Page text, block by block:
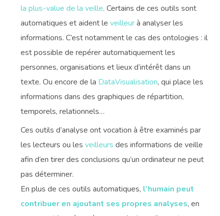
la plus-value de la veille. Certains de ces outils sont
automatiques et aident leveilleurà analyser les
informations. C’est notamment le cas des ontologies : il
est possible de repérer automatiquement les
personnes, organisations et lieux d’intérêt dans un
texte. Ou encore de la DataVisualisation, qui place les
informations dans des graphiques de répartition,
temporels, relationnels…
Ces outils d’analyse ont vocation à être examinés par
les lecteurs ou lesveilleurs des informations de veille
afin d’en tirer des conclusions qu’un ordinateur ne peut
pas déterminer.
En plus de ces outils automatiques, l’humain peut
contribuer en ajoutant ses propres analyses, en